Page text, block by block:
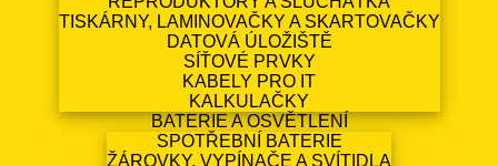
TISKÁRNY, LAMINOVAČKY A SKARTOVAČKY
DATOVÁ ÚLOŽIŠTĚ
SÍŤOVÉ PRVKY
KABELY PRO IT
KALKULAČKY
BATERIE A OSVĚTLENÍ
SPOTŘEBNÍ BATERIE
ŽÁROVKY, VYPÍNAČE A SVÍTIDLA